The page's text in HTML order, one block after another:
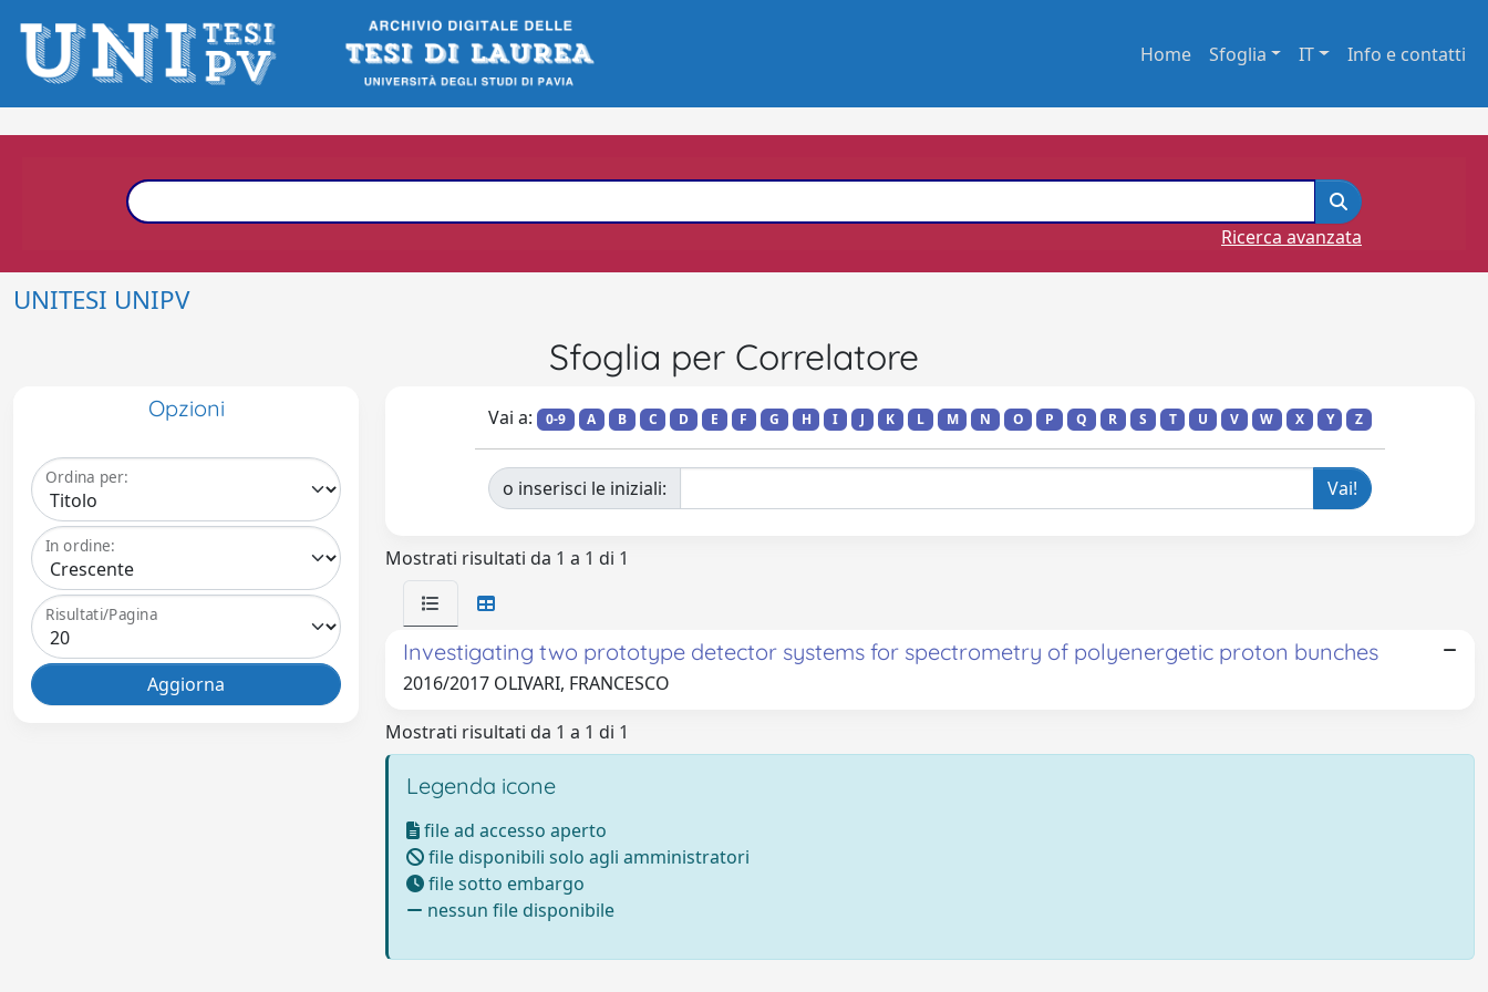
Home Sfoglia IT Info e contatti
Ricerca avanzata
UNITESI UNIPV
Sfoglia per Correlatore
Opzioni
Ordina per:
In ordine:
Risultati/Pagina
Vai a: 0-9 A B C D E F G H I J K L M N O P Q R S T U V W X Y Z
o inserisci le iniziali:
Mostrati risultati da 1 a 1 di 1
Investigating two prototype detector systems for spectrometry of polyenergetic proton bunches
2016/2017 OLIVARI, FRANCESCO
Mostrati risultati da 1 a 1 di 1
Legenda icone
file ad accesso aperto
file disponibili solo agli amministratori
file sotto embargo
nessun file disponibile